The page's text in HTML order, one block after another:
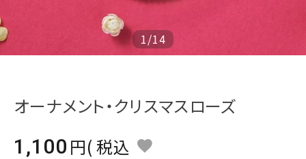
コーポレートサイト
最新のチラシはこちら
1/14
オーナメント・クリスマスローズ
1,100
税込